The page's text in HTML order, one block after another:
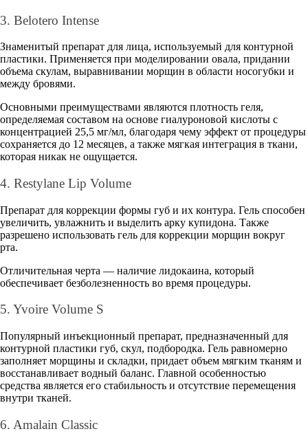
3. Belotero Intense
Знаменитый препарат для лица, используемый для контурной
пластики. Применяется при моделировании овала, придании
объема скулам, выравнивании морщин в области носогубки и
между бровями.
Основными преимуществами являются плотность геля,
определяемая составом на основе гиалуроновой кислоты с
концентрацией 25,5 мг/мл, благодаря чему эффект от процедуры
сохраняется до 12 месяцев, а также мягкая интеграция в ткани,
которая никак не ощущается.
4. Restylane Lip Volume
Препарат для коррекции формы губ и их контура. Гель способен
увеличить, увлажнить и выделить арку купидона. Также
разрешено использовать гель для коррекции морщин вокруг
рта.
Отличительная черта — наличие лидокаина, который
обеспечивает безболезненность во время процедуры.
5. Yvoire Volume S
Популярный инъекционный препарат, предназначенный для
контурной пластики губ, скул, подбородка. Гель равномерно
заполняет морщины и складки, придает объем мягким тканям и
восстанавливает водный баланс. Главной особенностью
средства является его стабильность и отсутствие перемещения
внутри тканей.
6. Amalain Classic